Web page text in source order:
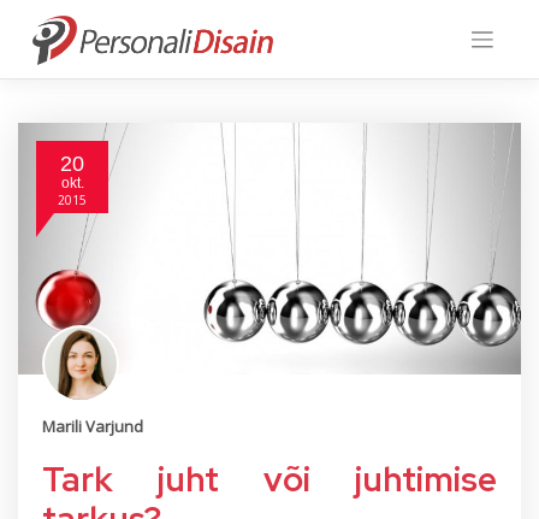
content
20
okt.
2015
Marili Varjund
Tark juht või juhtimise